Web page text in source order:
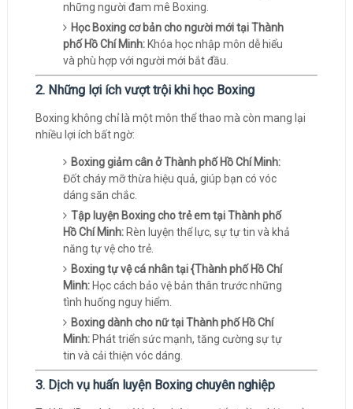
những người đam mê Boxing.
Học Boxing cơ bản cho người mới tại Thành
phố Hồ Chí Minh:Khóa học nhập môn dễ hiểu
và phù hợp với người mới bắt đầu.
2. Những lợi ích vượt trội khi học Boxing
Boxing không chỉ là một môn thể thao mà còn mang lại
nhiều lợi ích bất ngờ:
Boxing giảm cân ở Thành phố Hồ Chí Minh:
Đốt cháy mỡ thừa hiệu quả, giúp bạn có vóc
dáng săn chắc.
Tập luyện Boxing cho trẻ em tại Thành phố
Hồ Chí Minh:Rèn luyện thể lực, sự tự tin và khả
năng tự vệ cho trẻ.
Boxing tự vệ cá nhân tại {Thành phố Hồ Chí
Minh:Học cách bảo vệ bản thân trước những
tình huống nguy hiểm.
Boxing dành cho nữ tại Thành phố Hồ Chí
Minh:Phát triển sức mạnh, tăng cường sự tự
tin và cải thiện vóc dáng.
3. Dịch vụ huấn luyện Boxing chuyên nghiệp